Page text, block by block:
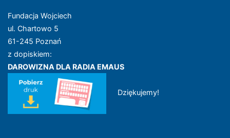
Fundacja Wojciech
ul. Chartowo 5
61-245 Poznań
z dopiskiem:
DAROWIZNA DLA RADIA EMAUS
Dziękujemy!